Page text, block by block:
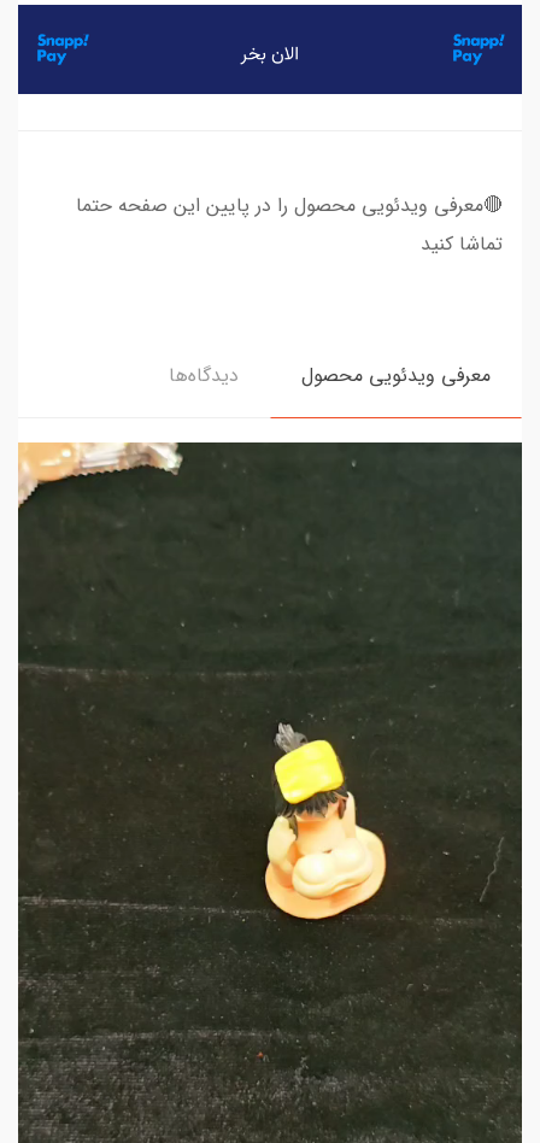
​​​​🔴معرفی ویدئویی محصول را در پایین این صفحه حتما
تماشا کنید
معرفی ویدئویی محصول دیدگاه‌ها